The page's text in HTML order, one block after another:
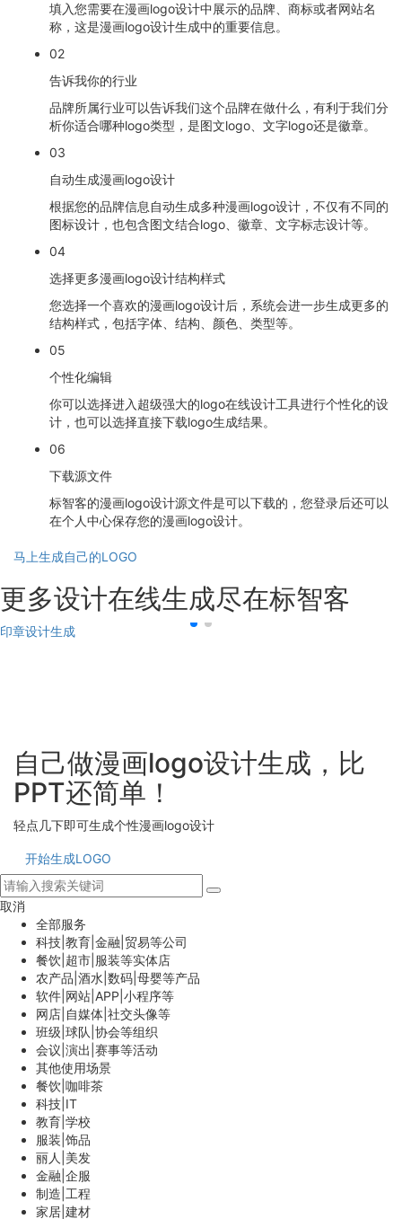
填入您需要在漫画logo设计中展示的品牌、商标或者网站名
称，这是漫画logo设计生成中的重要信息。
02
告诉我你的行业
品牌所属行业可以告诉我们这个品牌在做什么，有利于我们分
析你适合哪种logo类型，是图文logo、文字logo还是徽章。
03
自动生成漫画logo设计
根据您的品牌信息自动生成多种漫画logo设计，不仅有不同的
图标设计，也包含图文结合logo、徽章、文字标志设计等。
04
选择更多漫画logo设计结构样式
您选择一个喜欢的漫画logo设计后，系统会进一步生成更多的
结构样式，包括字体、结构、颜色、类型等。
05
个性化编辑
你可以选择进入超级强大的logo在线设计工具进行个性化的设
计，也可以选择直接下载logo生成结果。
06
下载源文件
标智客的漫画logo设计源文件是可以下载的，您登录后还可以
在个人中心保存您的漫画logo设计。
马上生成自己的LOGO
更多设计在线生成尽在标智客
印章设计生成
自己做漫画logo设计生成，比
PPT还简单！
轻点几下即可生成个性漫画logo设计
开始生成LOGO
取消
全部服务
科技|教育|金融|贸易等公司
餐饮|超市|服装等实体店
农产品|酒水|数码|母婴等产品
软件|网站|APP|小程序等
网店|自媒体|社交头像等
班级|球队|协会等组织
会议|演出|赛事等活动
其他使用场景
餐饮|咖啡茶
科技|IT
教育|学校
服装|饰品
丽人|美发
金融|企服
制造|工程
家居|建材